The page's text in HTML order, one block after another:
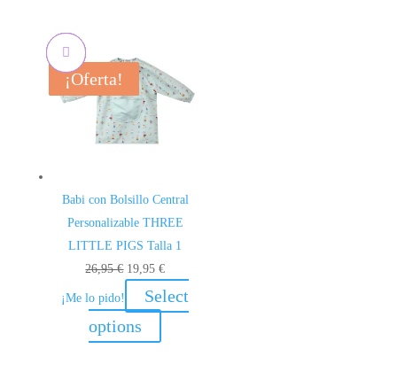
¡Oferta!
Babi con Bolsillo Central
Personalizable THREE
LITTLE PIGS Talla 1
26,95€ El
precio
original
19,95€El
precio
actual
¡Me lo pido!
Select
options
¡Oferta!
¡Oferta!
¡Oferta!